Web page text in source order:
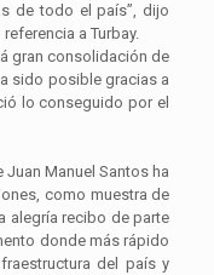
de todo el país”, dijo
a Turbay.
gran consolidación de
sido posible gracias a
lo conseguido por el
Manuel Santos ha
como muestra de
alegría recibo de parte
donde más rápido
del país y